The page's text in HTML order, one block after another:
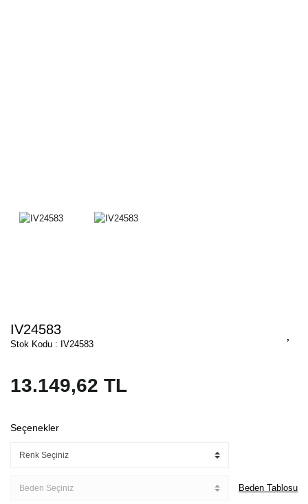
IV24583
Stok Kodu : IV24583
13.149,62 TL
Seçenekler
Beden Tablosu